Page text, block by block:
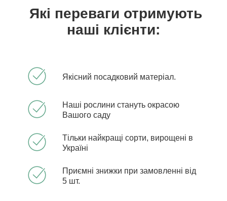
Які переваги отримують
наші клієнти:
Якісний посадковий матеріал.
Наші рослини стануть окрасою
Вашого саду
Тільки найкращі сорти, вирощені в
Україні
Приємні знижки при замовленні від
5 шт.